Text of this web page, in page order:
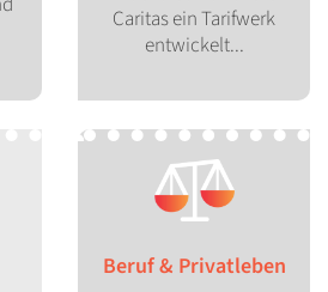
Caritas ein Tarifwerk
entwickelt...
Beruf & Privatleben